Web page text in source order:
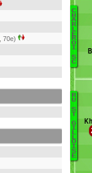
, 70e)
C
H
A
R
L
E
R
O
I
S
C
R
U
S
T
G
I
L
L
O
I
S
E